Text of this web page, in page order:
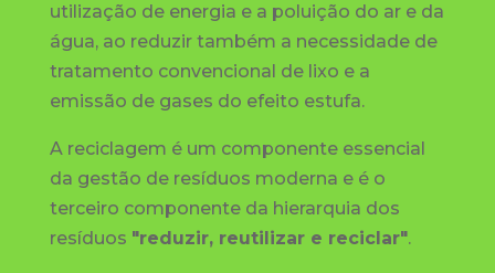
utilização de energia e a poluição do ar e da
água, ao reduzir também a necessidade de
tratamento convencional de lixo e a
emissão de gases do efeito estufa.
A reciclagem é um componente essencial
da gestão de resíduos moderna e é o
terceiro componente da hierarquia dos
resíduos "reduzir, reutilizar e reciclar".